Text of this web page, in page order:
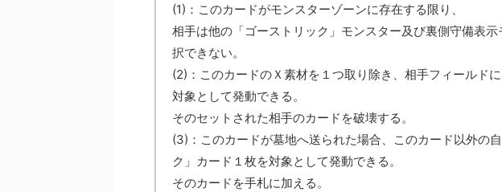
(1)：このカードがモンスターゾーンに存在する限り、
相手は他の「ゴーストリック」モンスター及び裏側守備表
択できない。
(2)：このカードのＸ素材を１つ取り除き、相手フィールド
対象として発動できる。
そのセットされた相手のカードを破壊する。
(3)：このカードが墓地へ送られた場合、このカード以外の
ク」カード１枚を対象として発動できる。
そのカードを手札に加える。